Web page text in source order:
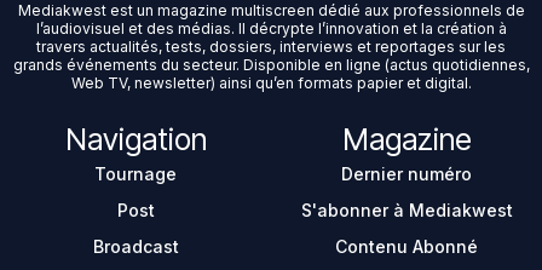
Mediakwest est un magazine multiscreen dédié aux professionnels de
l’audiovisuel et des médias. Il décrypte l’innovation et la création à
travers actualités, tests, dossiers, interviews et reportages sur les
grands événements du secteur. Disponible en ligne (actus quotidiennes,
Web TV, newsletter) ainsi qu’en formats papier et digital.
Navigation
Tournage
Post
Broadcast
Magazine
Dernier numéro
S'abonner à Mediakwest
Contenu Abonné